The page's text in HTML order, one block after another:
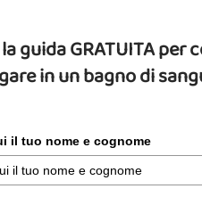
guida GRATUITA per
in un bagno di
il tuo nome e cognome